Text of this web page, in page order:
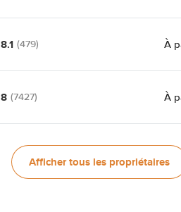
8.1 (479) À
8 (7427) À
Afficher tous les propriétaires